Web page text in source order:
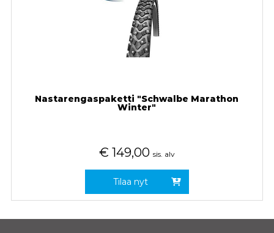
Nastarengaspaketti "Schwalbe Marathon
Winter"
€ 149,00 sis. alv
Tilaa nyt